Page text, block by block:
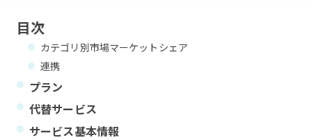
目次
カテゴリ別市場マーケットシェア
連携
プラン
代替サービス
サービス基本情報